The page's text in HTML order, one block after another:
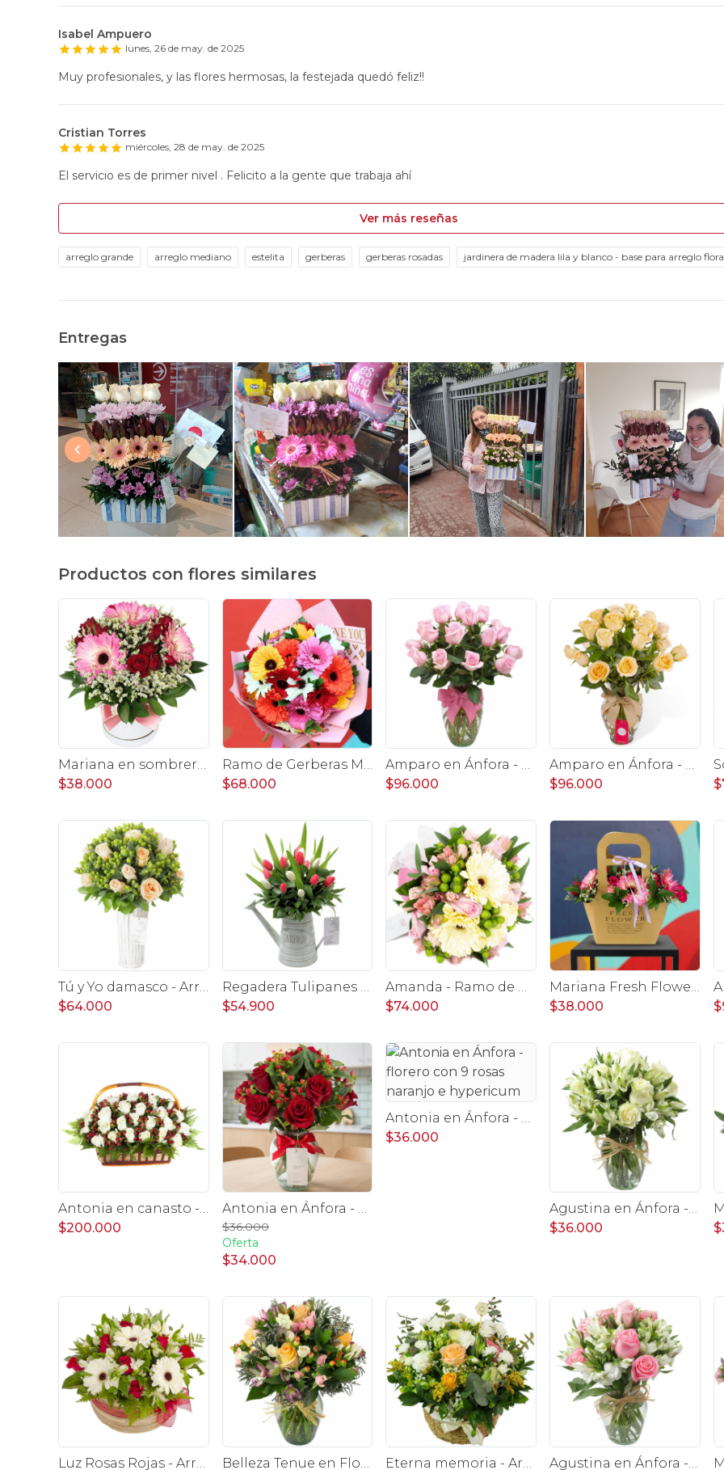
Isabel Ampuero
lunes, 26 de may. de 2025
Muy profesionales, y las flores hermosas, la festejada quedó feliz!!
Cristian Torres
miércoles, 28 de may. de 2025
El servicio es de primer nivel . Felicito a la gente que trabaja ahí
Ver más reseñas
arreglo grande arreglo mediano estelita gerberas gerberas rosadas jardinera de madera lila y blanco - base para arreglo
Entregas
Productos con flores similares
Mariana en sombrerero rosado - Arreglo floral con gerberas rosado, minirosas y limonium
$38.000
Ramo de Gerberas Mix - Ramo con 30 gerberas multicolor y ruscus
$68.000
Amparo en Ánfora - Florero 24 rosas ecuatorianas rosado
$96.000
Amparo en Ánfora - Florero 24 rosas ecuatorianas damasco
$96.000
Tú y Yo damasco - Arreglo floral con rosas damasco e hypericum verde
$64.000
Regadera Tulipanes Blanco/Fucsia - Arreglo floral en regadera con mix de tulipanes blanco y fucsia
$54.900
Amanda - Ramo de novia con gerberas, rosas rosadas y astromelias rosadas
$74.000
Mariana Fresh Flower Bag Rosado - Arreglo Floral con gerberas rosado, minirosas y limonium
$38.000
Antonia en canasto - 50 rosas ecuatoriana blanco e hypericum
$200.000
Antonia en Ánfora - florero con 9 rosas rojo e hypericum
$36.000
Oferta
$34.000
Antonia en Ánfora - florero con 9 rosas naranjo e hypericum
$36.000
Agustina en Ánfora - Florero con 9 rosas blanco y astromelia
$36.000
Luz Rosas Rojas - Arreglo floral en canasto circular con gerberas blancas, rosas rojas y astromelias blancas Belleza Tenue en Florero transparente con rosas damasco, mini claveles, astromelias y limonium Eterna memoria - Arreglo floral con Mini claveles blancos rosas ecuatorianas blancas, gypsophilia y astromelias amarillas Agustina en Ánfora - Florero con 9 rosas rosado y astromelia